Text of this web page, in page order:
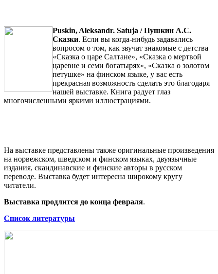
Puskin, Aleksandr. Satuja / Пушкин А.С.
Сказки. Если вы когда-нибудь задавались
вопросом о том, как звучат знакомые с детства
«Сказка о царе Салтане», «Сказка о мертвой
царевне и семи богатырях», «Сказка о золотом
петушке» на финском языке, у вас есть
прекрасная возможность сделать это благодаря
нашей выставке. Книга радует глаз
многочисленными яркими иллюстрациями.
На выставке представлены также оригинальные произведения
на норвежском, шведском и финском языках, двуязычные
издания, скандинавские и финские авторы в русском
переводе. Выставка будет интересна широкому кругу
читатели.
Выставка продлится до конца февраля.
Список литературы